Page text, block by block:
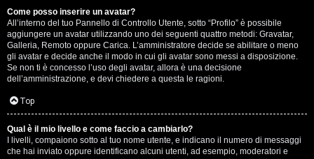
Come posso inserire un avatar?
All’interno del tuo Pannello di Controllo Utente, sotto “Profilo” è possibile
aggiungere un avatar utilizzando uno dei seguenti quattro metodi: Gravatar,
Galleria, Remoto oppure Carica. L’amministratore decide se abilitare o meno
gli avatar e decide anche il modo in cui gli avatar sono messi a disposizione.
Se non ti è concesso l’uso degli avatar, allora è una decisione
dell’amministrazione, e devi chiedere a questa le ragioni.
Top
Qual è il mio livello e come faccio a cambiarlo?
I livelli, compaiono sotto al tuo nome utente, e indicano il numero di messaggi
che hai inviato oppure identificano alcuni utenti, ad esempio, moderatori e
A
g
o
s
t
i